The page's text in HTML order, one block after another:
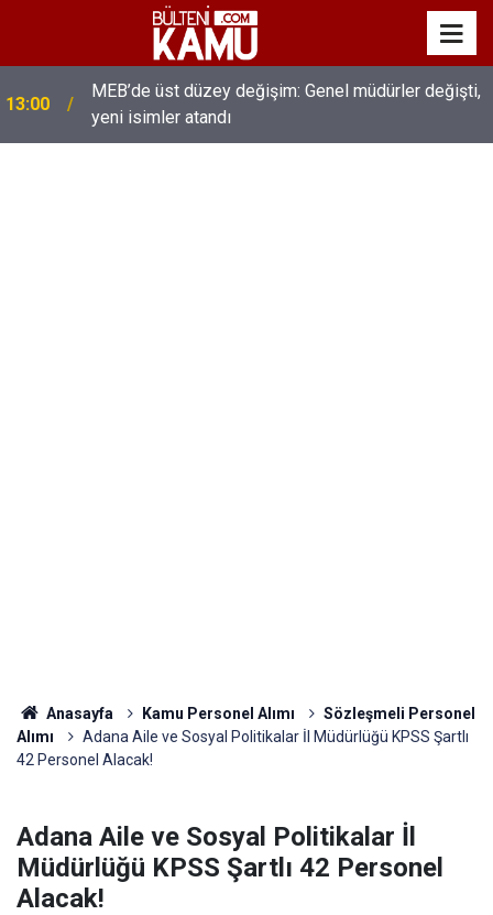
13:00
MEB’de üst düzey değişim: Genel müdürler değişti,
yeni isimler atandı
Anasayfa Kamu Personel Alımı
Sözleşmeli Personel
Alımı
Adana Aile ve Sosyal Politikalar İl Müdürlüğü KPSS Şartlı
42 Personel Alacak!
Adana Aile ve Sosyal Politikalar İl
Müdürlüğü KPSS Şartlı 42 Personel
Alacak!